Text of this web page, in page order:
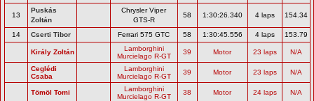
13
Puskás
Zoltán
Chrysler Viper
GTS-R
58 1:30:26.340 4 laps 154.34
14 Cserti Tibor Ferrari 575 GTC 58 1:30:45.556 4 laps 153.79
Király Zoltán
Lamborghini
Murcielago R-GT
39 Motor 23 laps N/A
Ceglédi
Csaba
Lamborghini
Murcielago R-GT
39 Motor 23 laps N/A
Tömöl Tomi
Lamborghini
Murcielago R-GT
38 Motor 24 laps N/A